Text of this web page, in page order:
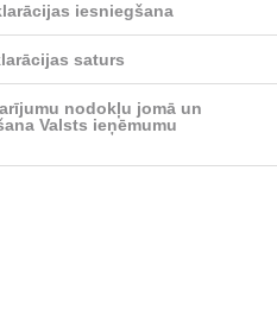
iesniegšana
saturs
nodokļu jomā un
Valsts ieņēmumu